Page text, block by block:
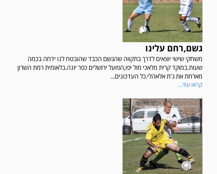
גשם,רחם עלינו
משחקי שישי יוצאים לדרך בתקווה שהגשם הכבד שהובטח לנו ידחה בכמה
שעות.במוקד קרית מלאכי מול יפו,הפועל ירושלים כפר יונה.בלאומית רמת השרון
מארחת את ג'ת אלאהלי.כל העדכונים...
קראו עוד...